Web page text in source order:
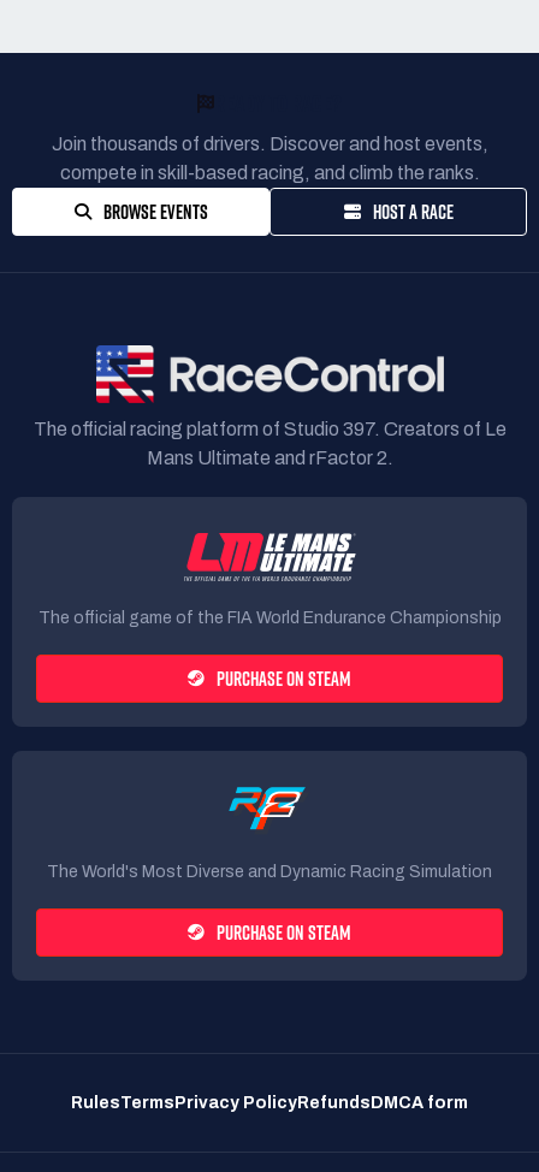
une bonne cause.
https://www.terrefraternite-ado.fr/
Briefing et infos sur notre discord :
https://discord.gg/6DchWk4Pvx
N'hésitez pas à sortir vos plus belles livrées et
Join thousands of drivers. Discover and host events,
compete in skill-based racing, and climb the ranks.
BROWSE EVENTS HOST A RACE
The official racing platform of Studio 397. Creators of Le
Mans Ultimate and rFactor 2.
The official game of the FIA World Endurance Championship
PURCHASE ON STEAM
The World's Most Diverse and Dynamic Racing Simulation
PURCHASE ON STEAM
RulesTerms Privacy Policy Refunds DMCA form